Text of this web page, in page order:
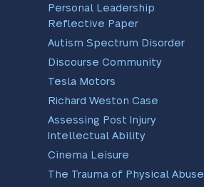
Personal Leadership
Reflective Paper
Autism Spectrum Disorder
Discourse Community
Tesla Motors
Richard Weston Case
Assessing Post Injury
Intellectual Ability
Cinema Leisure
The Trauma of Physical Abuse